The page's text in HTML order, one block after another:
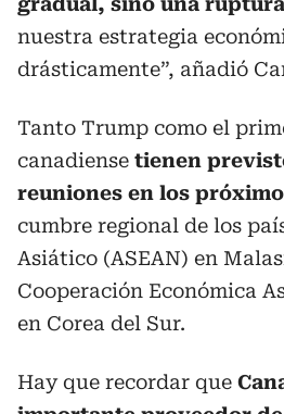
nuestra estrategia
drásticamente”, añadió
Tanto Trump como el
canadiense tienen
reuniones en los
cumbre regional de los
Asiático (ASEAN) en
Cooperación Económica
en Corea del Sur.
Hay que recordar que